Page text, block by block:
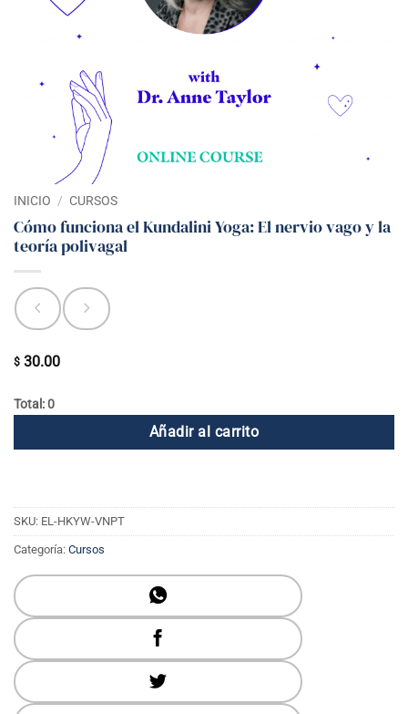
INICIO / CURSOS
Cómo funciona el Kundalini Yoga: El nervio vago y la
teoría polivagal
$ 30.00
Total: 0
Añadir al carrito
SKU: EL-HKYW-VNPT
Categoría: Cursos